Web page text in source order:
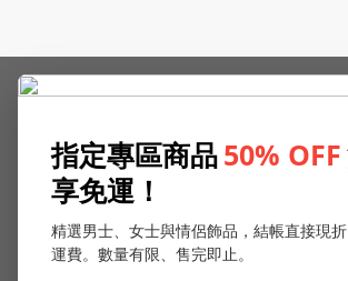
指定專區商品50% OFF
享免運！
精選男士、女士與情侶飾品，結帳直接現
運費。數量有限、售完即止。